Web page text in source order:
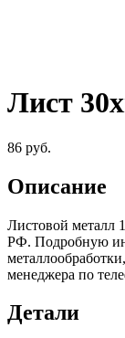
Лист
86 руб.
Описание
Листовой
РФ. Подробную
менеджера по
Детали